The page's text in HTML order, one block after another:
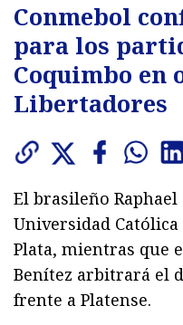
Conmebol
para los
Coquimbo en
Libertadores
El brasileño
Universidad
Plata, mientras que
Benítez arbitrará el
frente a Platense.